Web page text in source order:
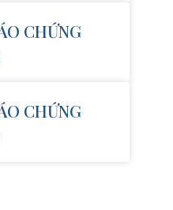
CHỨNG
CHỨNG